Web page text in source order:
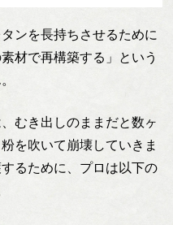
ンを長持ちさせるために
材で再構築する」という
むき出しのままだと数ヶ
を吹いて崩壊していきま
るために、プロは以下の